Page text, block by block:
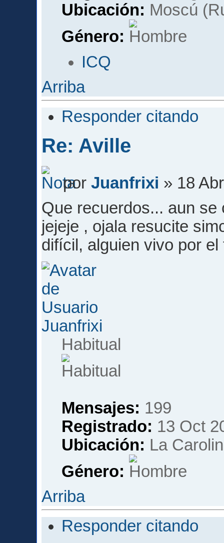
Ubicación: Moscú
Género:
ICQ
Arriba
Responder citando
Re: Aville
porJuanfrixi » 18
Que recuerdos... aun
jejeje , ojala resucite
difícil, alguien vivo por el
Juanfrixi
Habitual
Mensajes: 199
Registrado: 13 Oct
Ubicación: La
Género:
Arriba
Responder citando